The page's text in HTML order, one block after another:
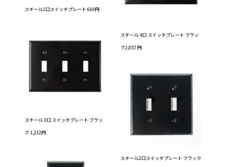
スチール1口スイッチプレート 660円
スチール 4口 スイッチプレート ブラッ
ク2,057 円
スチール 3口 スイッチプレート ブラッ
ク 1,232円
スチール2口スイッチプレート ブラック